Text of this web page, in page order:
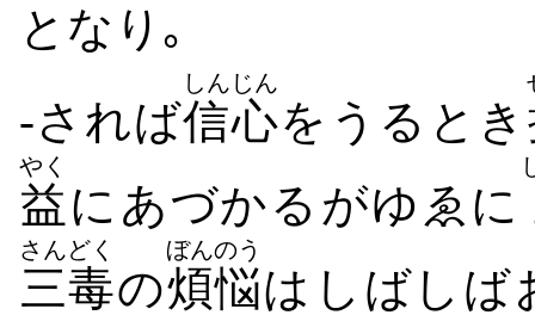
となり｡
-されば信心
しんじん
を​うる​とき
益
やく
に​あづかる​がゆゑに
三毒
さんどく
の煩悩
ぼんのう
は​しばしば​